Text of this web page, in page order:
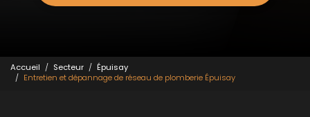
Accueil Secteur
Épuisay
Entretien et dépannage de réseau de plomberie Épuisay